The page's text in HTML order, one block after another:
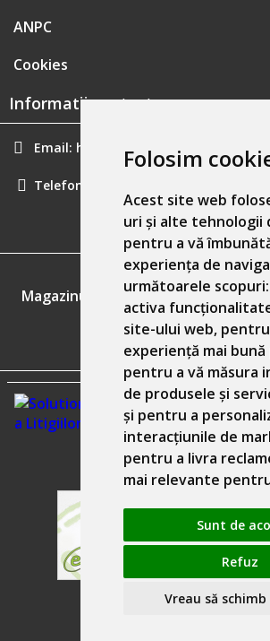
Folosim
Acest site web
uri și alte tehnologii
pentru a vă
experiența de
următoarele scopuri:
activa
site-ului web,
experiență mai
pentru a vă măsura
de produsele și
și pentru a
interacțiunile de
pentru a livra
mai relevante
Sunt de
Refuz
Vreau să
ANPC
Cookies
Informatii contact:
Email: hainecomode@gmail.com
Telefon:
GDPR
Magazinul nostru respecta 100%
Informatiile mele
Solutie comert electronic